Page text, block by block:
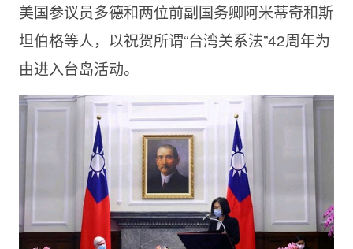
美国参议员多德和两位前副国务卿阿米蒂奇和斯
坦伯格等人，以祝贺所谓“台湾关系法”42周年为
由进入台岛活动。